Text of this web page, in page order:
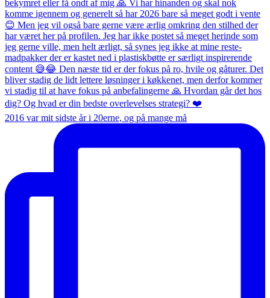
2016 var mit sidste år i 20erne, og på mange må